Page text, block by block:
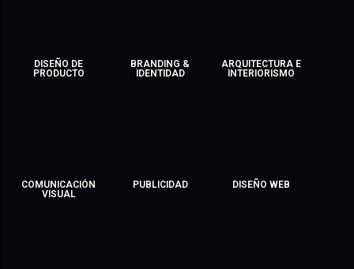
DISEÑO DE
PRODUCTO
BRANDING &
IDENTIDAD
ARQUITECTURA E
INTERIORISMO
COMUNICACIÓN
VISUAL
PUBLICIDAD DISEÑO WEB